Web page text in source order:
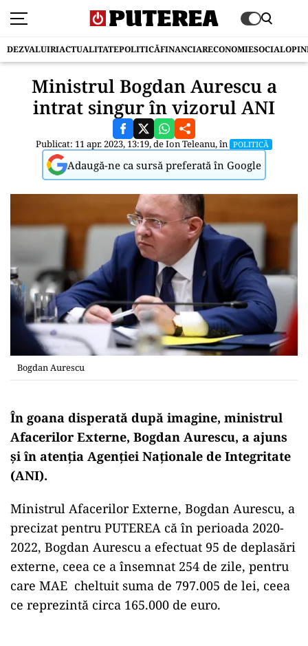
DEZVALUIRIACTUALITATEPOLITICĂFINANCIARECONOMIESOCIAL
Ministrul Bogdan Aurescu a
intrat singur în vizorul ANI
Publicat: 11 apr. 2023, 13:19, deIon Teleanu, în POLITICĂ
Adaugă-ne ca sursă preferată în Google
Bogdan Aurescu
În goana disperată după imagine, ministrul
Afacerilor Externe, Bogdan Aurescu, a ajuns
și în atenția Agenției Naționale de Integritate
(ANI).
Ministrul Afacerilor Externe, Bogdan Aurescu, a
precizat pentru PUTEREA că în perioada 2020-
2022, Bogdan Aurescu a efectuat 95 de deplasări
externe, ceea ce a însemnat 254 de zile, pentru
care MAE cheltuit suma de 797.005 de lei, ceea
ce reprezintă circa 165.000 de euro.